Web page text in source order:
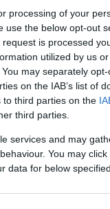
processing of your
use the below opt-out
is processed
utilized by us
may separately
on the IAB’s list of
to third parties on the
third parties.
services and may
You may
data for below
ígyTovább
Galéria
ad a
lenne